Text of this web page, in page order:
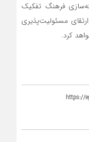
فرهنگ تفکیک
مسئولیت‌پذیری
کرد.
https://